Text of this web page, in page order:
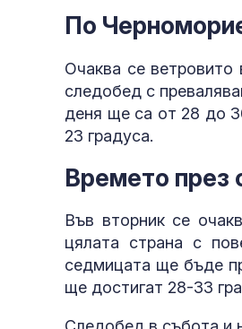
По
Очаква се
следобед с
деня ще са от 28 до
23 градуса.
Времето през
Във вторник се
цялата страна с
седмицата ще бъде
ще достигат 28-33